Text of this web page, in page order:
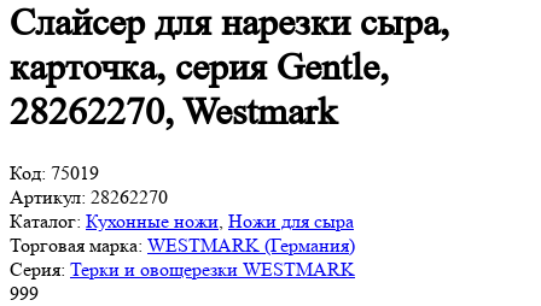
Слайсер для нарезки сыра,
карточка, серия Gentle,
28262270, Westmark
Код: 75019
Артикул: 28262270
Каталог: Кухонные ножи Ножи для сыра
Торговая марка: WESTMARK (Германия)
Серия: Терки и овощерезки WESTMARK
999